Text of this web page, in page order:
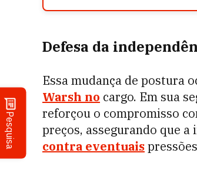
Pesquisa
Defesa da
Essa mudança de postura
Warsh no cargo. Em sua
reforçou o compromisso
preços, assegurando que
contra eventuais